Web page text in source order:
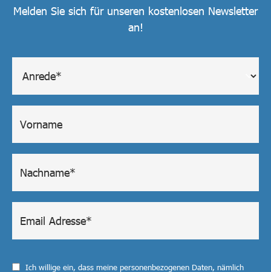
Melden Sie sich für unseren kostenlosen Newsletter
an!
Ich willige ein, dass meine personenbezogenen Daten, nämlich